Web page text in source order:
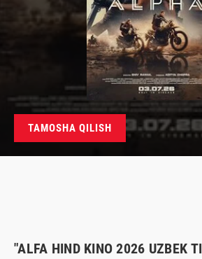
TAMOSHA QILISH
"ALFA HIND KINO 2026 UZBEK